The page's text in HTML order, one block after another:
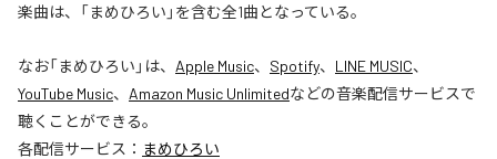
楽曲は、「まめひろい」を含む全1曲となっている。
なお「まめひろい 」は、 Apple Music、 Spotify、 LINE MUSIC、
YouTube Music、 Amazon Music Unlimitedなどの音楽配信サービスで
聴くことができる。
各配信サービス： まめひろい